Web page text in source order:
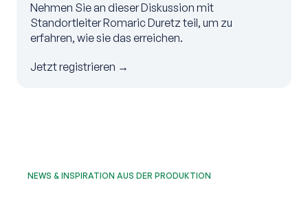
Nehmen Sie an dieser Diskussion mit
Standortleiter Romaric Duretz teil, um zu
erfahren, wie sie das erreichen.
Jetzt registrieren →
NEWS & INSPIRATION AUS DER PRODUKTION